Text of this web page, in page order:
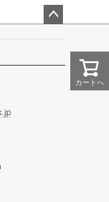
カートへ
ジト
へ